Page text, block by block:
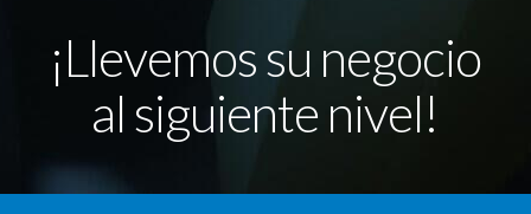
¡Llevemos su negocio
al siguiente nivel!